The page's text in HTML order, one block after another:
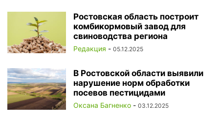
Ростовская область построит
комбикормовый завод для
свиноводства региона
Редакция - 05.12.2025
В Ростовской области выявили
нарушение норм обработки
посевов пестицидами
Оксана Багненко - 03.12.2025